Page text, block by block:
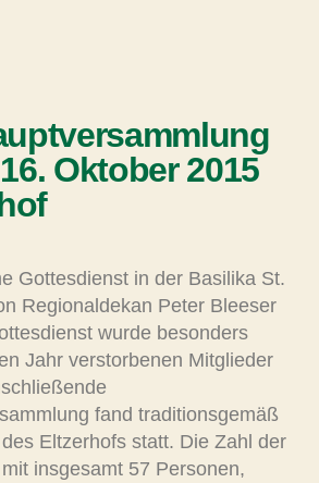
Oktober 2015
Gottesdienst in der Basilika St.
Regionaldekan Peter Bleeser
wurde besonders
Jahr verstorbenen Mitglieder
fand traditionsgemäß
Eltzerhofs statt. Die Zahl der
insgesamt 57 Personen,